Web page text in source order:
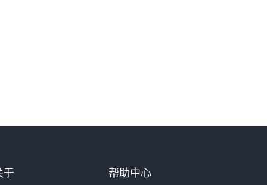
于 帮助中心